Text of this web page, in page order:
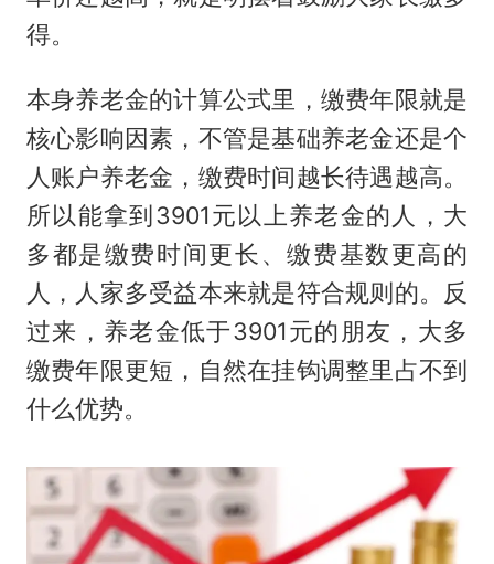
得。
本身养老金的计算公式里，缴费年限就是
核心影响因素，不管是基础养老金还是个
人账户养老金，缴费时间越长待遇越高。
所以能拿到3901元以上养老金的人，大
多都是缴费时间更长、缴费基数更高的
人，人家多受益本来就是符合规则的。反
过来，养老金低于3901元的朋友，大多
缴费年限更短，自然在挂钩调整里占不到
什么优势。